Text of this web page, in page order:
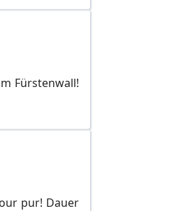
Fürstenwall!
pur! Dauer